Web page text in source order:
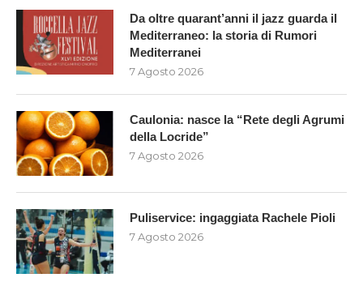
Da oltre quarant’anni il jazz guarda il
Mediterraneo: la storia di Rumori
Mediterranei
7 Agosto 2026
Caulonia: nasce la “Rete degli Agrumi
della Locride”
7 Agosto 2026
Puliservice: ingaggiata Rachele Pioli
7 Agosto 2026